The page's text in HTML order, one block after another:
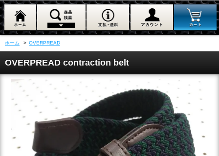
ホーム > OVERPREAD
OVERPREAD contraction belt